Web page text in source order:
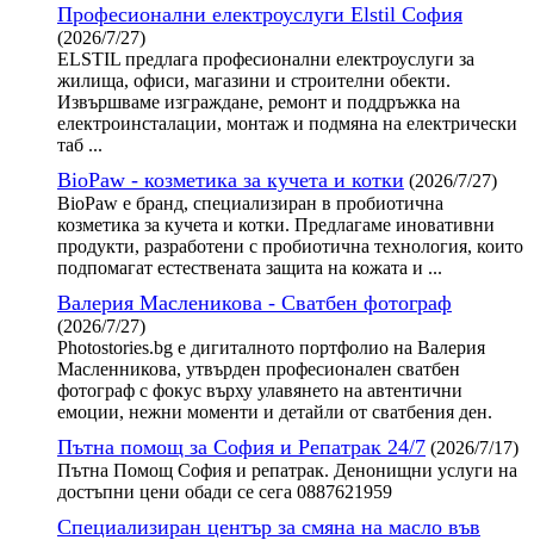
Професионални електроуслуги Elstil София
(2026/7/27)
ELSTIL предлага професионални електроуслуги за
жилища, офиси, магазини и строителни обекти.
Извършваме изграждане, ремонт и поддръжка на
електроинсталации, монтаж и подмяна на електрически
таб ...
BioPaw - козметика за кучета и котки (2026/7/27)
BioPaw е бранд, специализиран в пробиотична
козметика за кучета и котки. Предлагаме иновативни
продукти, разработени с пробиотична технология, които
подпомагат естествената защита на кожата и ...
Валерия Масленикова - Сватбен фотограф
(2026/7/27)
Photostories.bg е дигиталното портфолио на Валерия
Масленникова, утвърден професионален сватбен
фотограф с фокус върху улавянето на автентични
емоции, нежни моменти и детайли от сватбения ден.
Пътна помощ за София и Репатрак 24/7 (2026/7/17)
Пътна Помощ София и репатрак. Денонищни услуги на
достъпни цени обади се сега 0887621959
Специализиран център за смяна на масло във